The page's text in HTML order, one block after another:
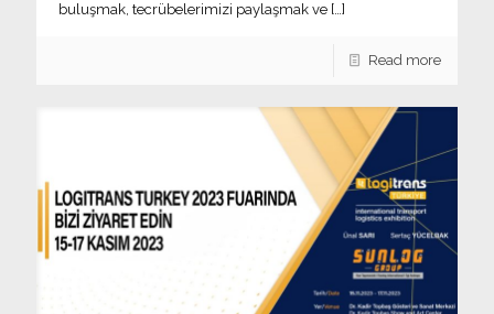
buluşmak, tecrübelerimizi paylaşmak ve […]
Read more